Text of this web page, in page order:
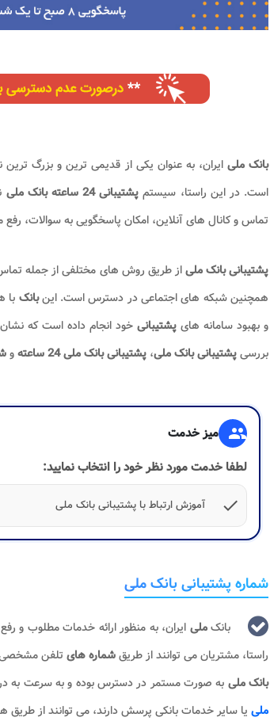
بانک ملی ایران، به عنوان یکی از قدیمی ترین و بزرگ
است. در این راستا، سیستم پشتیبانی 24 ساعته بانک ملی
تماس و کانال های آنلاین، امکان پاسخگویی به سوالات، رفع
پشتیبانی بانک ملیاز طریق روش های مختلفی از جمله
همچنین شبکه های اجتماعی در دسترس است. اینبانک با
و بهبود سامانه های پشتیبانی خود انجام داده است که
بررسیپشتیبانی بانک ملی، پشتیبانی بانک ملی 24 ساعته و
group میز خدمت
لطفا خدمت مورد نظر خود را انتخاب نمایید:
check
آموزش ارتباط با پشتیبانی بانک ملی
شماره پشتیبانی بانک ملی
بانکملی ایران، به منظور ارائه خدمات مطلوب و
راستا، مشتریان می توانند از طریقشماره های تلفن مشخصی
بانک ملی به صورت مستمر در دسترس بوده و به سرعت به
ملی یا سایر خدمات بانکی پرسش دارند، می‌ توانند از طریق